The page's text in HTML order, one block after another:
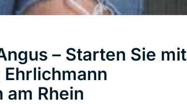
– Starten Sie mit
Rhein